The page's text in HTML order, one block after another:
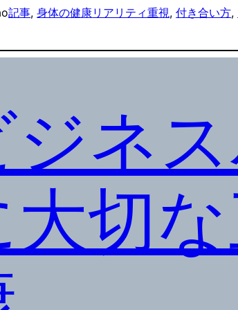
記事, 身体の健康リアリティ重視, 付き合い方,
ネ
切